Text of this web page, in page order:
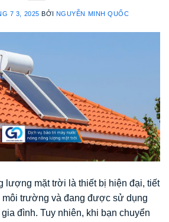
7 3, 2025 BỞI NGUYỄN MINH QUỐC
lượng mặt trời là thiết bị hiện đại, tiết
môi trường và đang được sử dụng
đình. Tuy nhiên, khi bạn chuyển